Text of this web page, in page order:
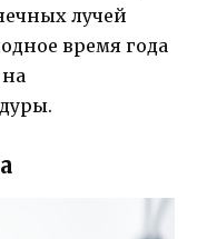
лучей
время года